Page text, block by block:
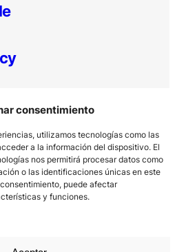
consentimiento
utilizamos tecnologías como las
a la información del dispositivo. El
nos permitirá procesar datos como
o las identificaciones únicas en este
puede afectar
y funciones.